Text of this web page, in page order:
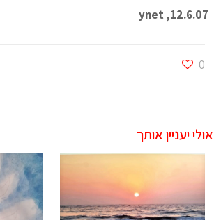
12.6.07, ynet
0
אולי יעניין אותך